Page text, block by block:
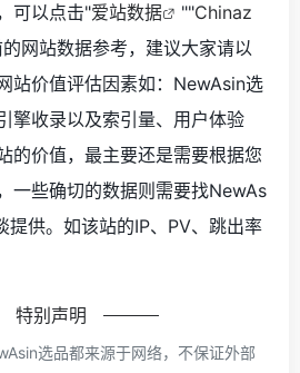
可以点击"爱站数据 ""Chinaz
网站数据参考，建议大家请以
站价值评估因素如：NewAsin选
擎收录以及索引量、用户体验
的价值，最主要还是需要根据您
一些确切的数据则需要找NewAs
提供。如该站的IP、PV、跳出率
特别声明
选品都来源于网络，不保证外部